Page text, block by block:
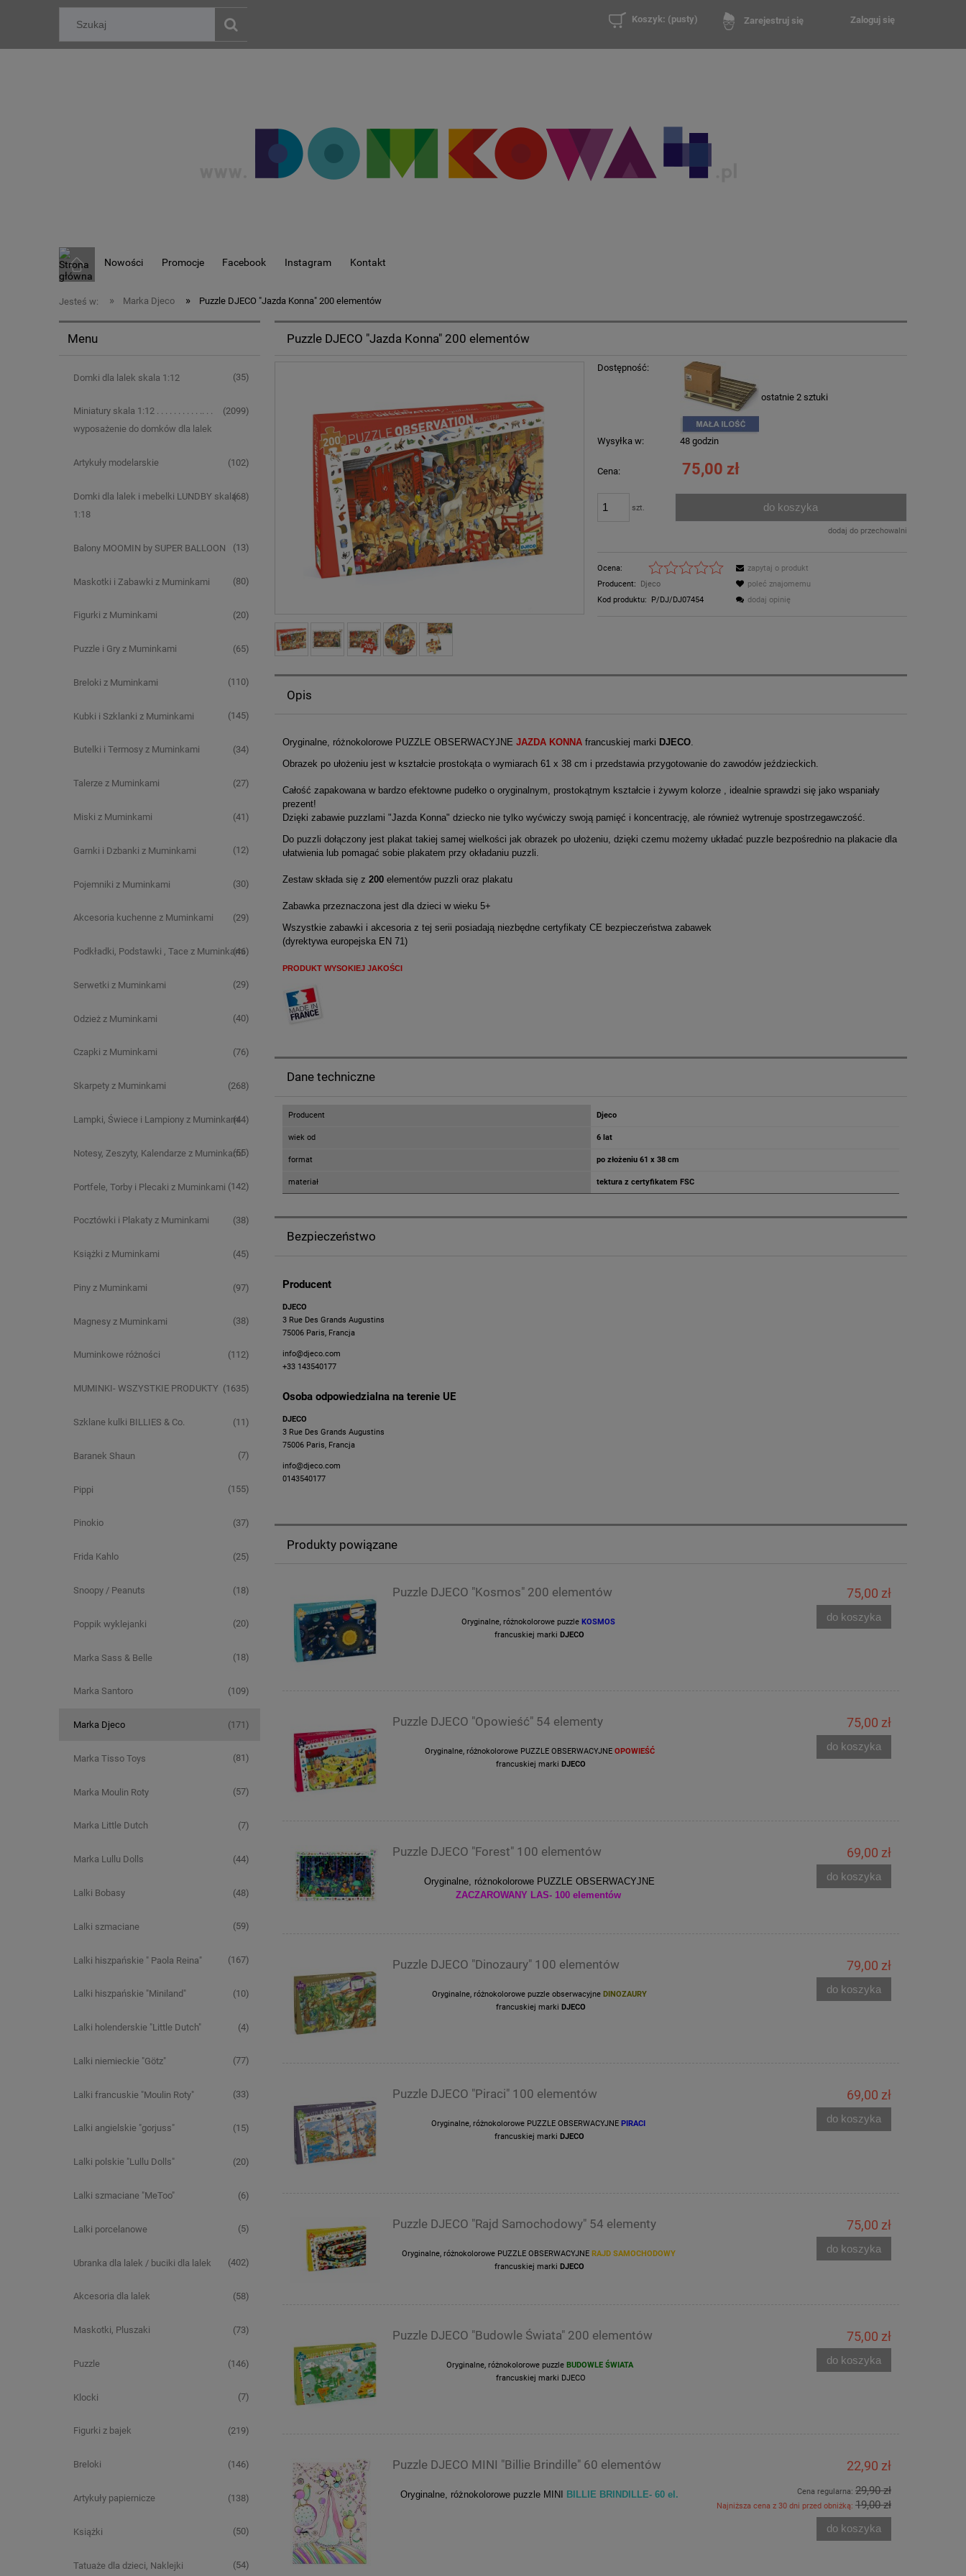
Zarejestruj się Zaloguj się
Koszyk: (pusty)
Nowości Promocje Facebook Instagram Kontakt
Jesteś w: » Marka Djeco » Puzzle DJECO "Jazda Konna" 200 elementów
Menu
Domki dla lalek skala 1:12 (35)
Miniatury skala 1:12 . . . . . . . . . . .. . .
wyposażenie do domków dla lalek
(2099)
Artykuły modelarskie (102)
Domki dla lalek i mebelki LUNDBY skala
1:18
(68)
Balony MOOMIN by SUPER BALLOON (13)
Maskotki i Zabawki z Muminkami (80)
Figurki z Muminkami (20)
Puzzle i Gry z Muminkami (65)
Breloki z Muminkami (110)
Kubki i Szklanki z Muminkami (145)
Butelki i Termosy z Muminkami (34)
Talerze z Muminkami (27)
Miski z Muminkami (41)
Garnki i Dzbanki z Muminkami (12)
Pojemniki z Muminkami (30)
Akcesoria kuchenne z Muminkami (29)
Podkładki, Podstawki , Tace z Muminkami
(46)
Serwetki z Muminkami (29)
Odzież z Muminkami (40)
Czapki z Muminkami (76)
Skarpety z Muminkami (268)
Lampki, Świece i Lampiony z Muminkami(44)
Notesy, Zeszyty, Kalendarze z Muminkami(55)
Portfele, Torby i Plecaki z Muminkami (142)
Pocztówki i Plakaty z Muminkami (38)
Książki z Muminkami (45)
Piny z Muminkami (97)
Magnesy z Muminkami (38)
Muminkowe różności (112)
MUMINKI- WSZYSTKIE PRODUKTY (1635)
Szklane kulki BILLIES & Co. (11)
Baranek Shaun (7)
Pippi (155)
Pinokio (37)
Frida Kahlo (25)
Snoopy / Peanuts (18)
Poppik wyklejanki (20)
Marka Sass & Belle (18)
Marka Santoro (109)
Marka Djeco (171)
Marka Tisso Toys (81)
Marka Moulin Roty (57)
Marka Little Dutch (7)
Marka Lullu Dolls (44)
Lalki Bobasy (48)
Lalki szmaciane (59)
Lalki hiszpańskie " Paola Reina" (167)
Lalki hiszpańskie "Miniland" (10)
Lalki holenderskie "Little Dutch" (4)
Lalki niemieckie "Götz" (77)
Lalki francuskie "Moulin Roty" (33)
Lalki angielskie "gorjuss" (15)
Lalki polskie "Lullu Dolls" (20)
Lalki szmaciane "MeToo" (6)
Lalki porcelanowe (5)
Ubranka dla lalek / buciki dla lalek (402)
Akcesoria dla lalek (58)
Maskotki, Pluszaki (73)
Puzzle (146)
Klocki (7)
Figurki z bajek (219)
Breloki (146)
Artykuły papiernicze (138)
Książki (50)
Tatuaże dla dzieci, Naklejki (54)
Puzzle DJECO "Jazda Konna" 200 elementów
Dostępność:
ostatnie 2 sztuki
Wysyłka w: 48 godzin
Cena: 75,00 zł
szt. do koszyka
dodaj do przechowalni
Ocena:
Producent:
Djeco
Kod produktu:
P/DJ/DJ07454
zapytaj o produkt
poleć znajomemu
dodaj opinię
Opis
Oryginalne, różnokolorowe PUZZLE OBSERWACYJNE JAZDA KONNA francuskiej marki DJECO
Obrazek po ułożeniu jest w kształcie prostokąta o wymiarach 61 x 38 cm i przedstawia przygotowanie do zawodów jeździeckich.
Całość zapakowana w bardzo efektowne pudełko o oryginalnym, prostokątnym kształcie i żywym kolorze , idealnie sprawdzi się jako wspaniały
prezent!
Dzięki zabawie puzzlami "Jazda Konna" dziecko nie tylko wyćwiczy swoją pamięć i koncentrację, ale również wytrenuje spostrzegawczość.
Do puzzli dołączony jest plakat takiej samej wielkości jak obrazek po ułożeniu, dzięki czemu możemy układać puzzle bezpośrednio na plakacie dla
ułatwienia lub pomagać sobie plakatem przy okładaniu puzzli.
Zestaw składa się z 200 elementów puzzli oraz plakatu
Zabawka przeznaczona jest dla dzieci w wieku 5+
Wszystkie zabawki i akcesoria z tej serii posiadają niezbędne certyfikaty CE bezpieczeństwa zabawek
(dyrektywa europejska EN 71)
PRODUKT WYSOKIEJ JAKOŚCI
Dane techniczne
Producent Djeco
wiek od 6 lat
format po złożeniu 61 x 38 cm
materiał tektura z certyfikatem FSC
Bezpieczeństwo
Producent
DJECO
3 Rue Des Grands Augustins
75006 Paris, Francja
info@djeco.com
+33 143540177
Osoba odpowiedzialna na terenie UE
DJECO
3 Rue Des Grands Augustins
75006 Paris, Francja
info@djeco.com
0143540177
Produkty powiązane
Puzzle DJECO "Kosmos" 200 elementów
Oryginalne, różnokolorowe puzzleKOSMOS
francuskiej marki DJECO
75,00 zł
do koszyka
Puzzle DJECO "Opowieść" 54 elementy
Oryginalne, różnokolorowe PUZZLE OBSERWACYJNE OPOWIEŚĆ
francuskiej marki DJECO
75,00 zł
do koszyka
Puzzle DJECO "Forest" 100 elementów
Oryginalne, różnokolorowe PUZZLE OBSERWACYJNE
ZACZAROWANY LAS- 100 elementów
69,00 zł
do koszyka
Puzzle DJECO "Dinozaury" 100 elementów
Oryginalne, różnokolorowe puzzle obserwacyjneDINOZAURY
francuskiej marki DJECO
79,00 zł
do koszyka
Puzzle DJECO "Piraci" 100 elementów
Oryginalne, różnokolorowe PUZZLE OBSERWACYJNE PIRACI
francuskiej marki DJECO
69,00 zł
do koszyka
Puzzle DJECO "Rajd Samochodowy" 54 elementy
Oryginalne, różnokolorowe PUZZLE OBSERWACYJNE RAJD SAMOCHODOWY
francuskiej marki DJECO
75,00 zł
do koszyka
Puzzle DJECO "Budowle Świata" 200 elementów
Oryginalne, różnokolorowe puzzle BUDOWLE ŚWIATA
francuskiej marki DJECO
75,00 zł
do koszyka
Puzzle DJECO MINI "Billie Brindille" 60 elementów
Oryginalne, różnokolorowe puzzle MINI BILLIE BRINDILLE- 60 el.
22,90 zł
Cena regularna: 29,90 zł
Najniższa cena z 30 dni przed obniżką: 19,00 zł
do koszyka